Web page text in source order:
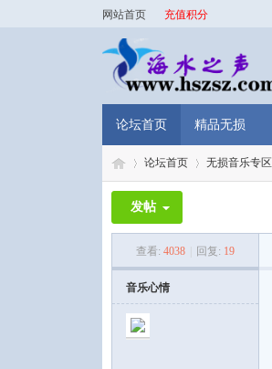
网站首页 充值积分
论坛首页 精品无损
论坛首页 无损音乐专区
发帖
查看: 4038 回复: 19
音乐心情